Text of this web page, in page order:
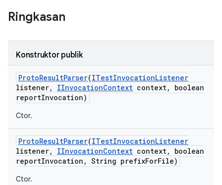
Ringkasan
Konstruktor publik
ProtoResultParser(ITestInvocationListener
listener, IInvocationContext context,
boolean
reportInvocation)
Ctor.
ProtoResultParser(ITestInvocationListener
listener, IInvocationContext context,
boolean
reportInvocation , String prefixForFile)
Ctor.